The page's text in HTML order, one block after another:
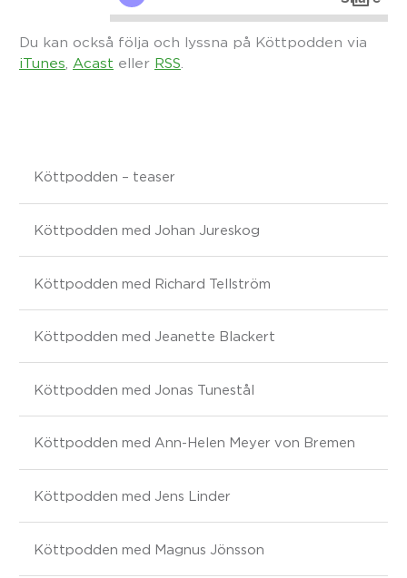
Du kan också följa och lyssna på Köttpodden via
iTunes Acast eller RSS
Köttpodden – teaser
Köttpodden med Johan Jureskog
Köttpodden med Richard Tellström
Köttpodden med Jeanette Blackert
Köttpodden med Jonas Tunestål
Köttpodden med Ann-Helen Meyer von Bremen
Köttpodden med Jens Linder
Köttpodden med Magnus Jönsson